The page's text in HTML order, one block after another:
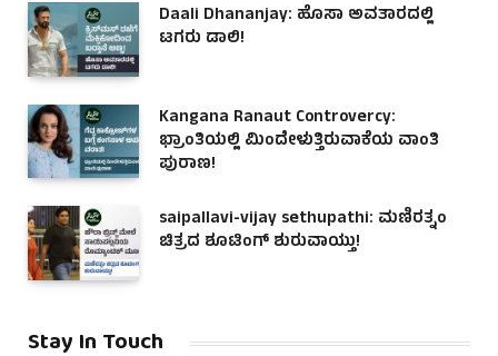
Daali Dhananjay: ಹೊಸಾ ಅವತಾರದಲ್ಲಿ
ಟಗರು ಡಾಲಿ!
Kangana Ranaut Controvercy:
ಭ್ರಾಂತಿಯಲ್ಲಿ ಮಿಂದೇಳುತ್ತಿರುವಾಕೆಯ ವಾಂತಿ
ಪುರಾಣ!
saipallavi-vijay sethupathi: ಮಣಿರತ್ನಂ
ಚಿತ್ರದ ಶೂಟಿಂಗ್ ಶುರುವಾಯ್ತು!
Stay In Touch